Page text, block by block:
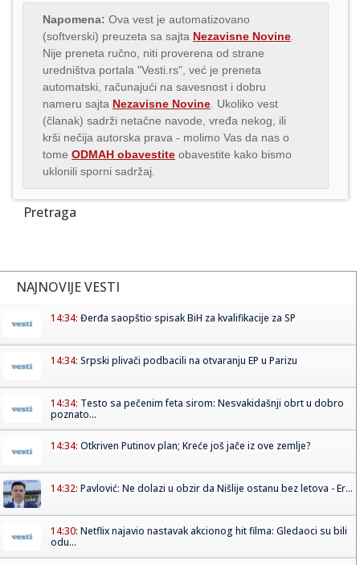
Napomena: Ova vest je automatizovano
(softverski) preuzeta sa sajta Nezavisne Novine
Nije preneta ručno, niti proverena od strane
uredništva portala "Vesti.rs", već je preneta
automatski, računajući na savesnost i dobru
nameru sajta Nezavisne Novine . Ukoliko vest
(članak) sadrži netačne navode, vređa nekog, ili
krši nečija autorska prava - molimo Vas da nas o
tome ODMAH obavestite obavestite kako bismo
uklonili sporni sadržaj.
Pretraga
NAJNOVIJE VESTI
14:34: Đerđa saopštio spisak BiH za kvalifikacije za SP
14:34: Srpski plivači podbacili na otvaranju EP u Parizu
14:34: Testo sa pečenim feta sirom: Nesvakidašnji obrt u dobro
poznato...
14:34: Otkriven Putinov plan; Kreće još jače iz ove zemlje?
14:32: Pavlović: Ne dolazi u obzir da Nišlije ostanu bez letova - Er...
14:30: Netflix najavio nastavak akcionog hit filma: Gledaoci su bili
odu...